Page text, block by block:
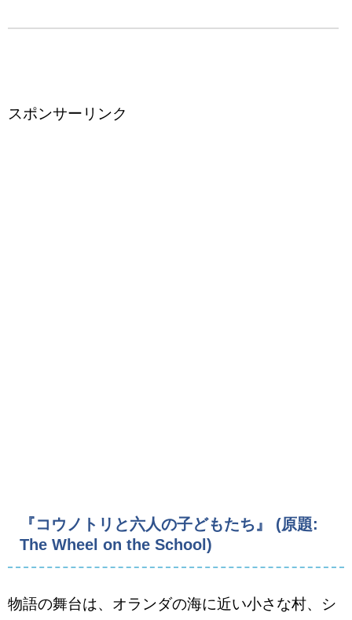
スポンサーリンク
『コウノトリと六人の子どもたち』 (原題:
The Wheel on the School)
物語の舞台は、オランダの海に近い小さな村、シ